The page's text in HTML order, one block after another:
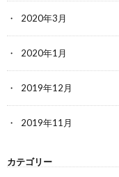
2020年3月
2020年1月
2019年12月
2019年11月
カテゴリー